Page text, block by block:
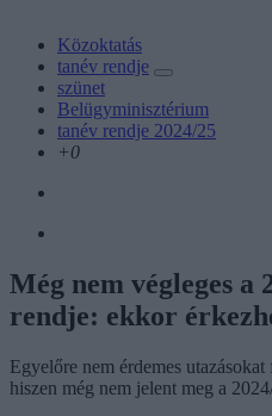
Közoktatás
tanév rendje
szünet
Belügyminisztérium
tanév rendje 2024/25
+0
Még nem végleges a
rendje: ekkor
Egyelőre nem érdemes
hiszen még nem jelent meg a